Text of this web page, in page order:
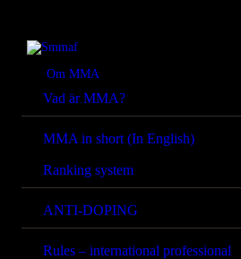
Om MMA
Vad är MMA?
MMA in short (In English)
Ranking system
ANTI-DOPING
Rules – international professional
NYHETER
REGELVERK
KOMMANDE
EVENEMANG
FÖRBUNDET